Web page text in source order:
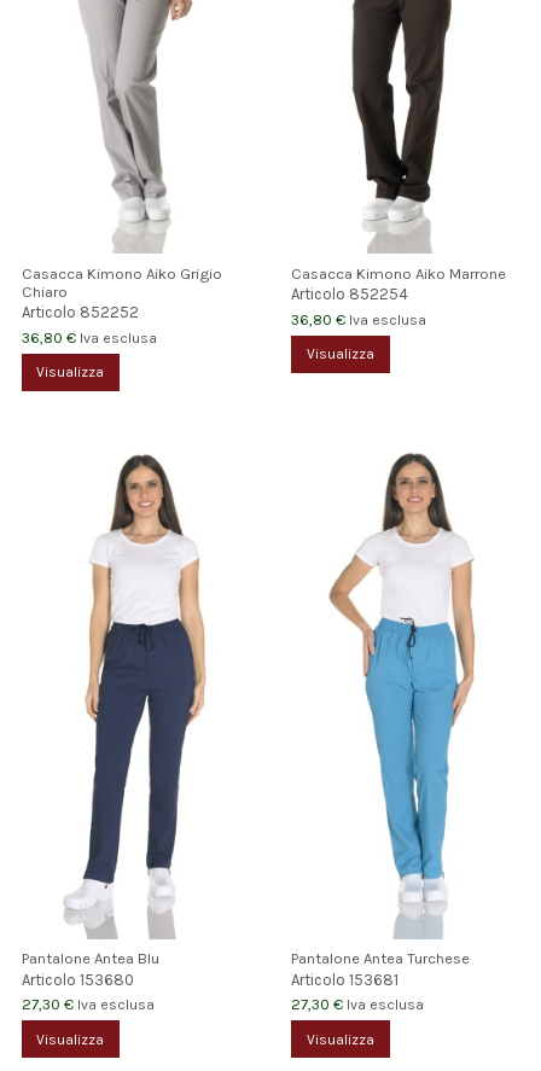
Casacca Kimono Aiko Grigio
Chiaro
Articolo 852252
36,80 € Iva esclusa
Visualizza
Casacca Kimono Aiko Marrone
Articolo 852254
36,80 € Iva esclusa
Visualizza
Pantalone Antea Blu
Articolo 153680
27,30 € Iva esclusa
Visualizza
Pantalone Antea Turchese
Articolo153681
27,30 € Iva esclusa
Visualizza